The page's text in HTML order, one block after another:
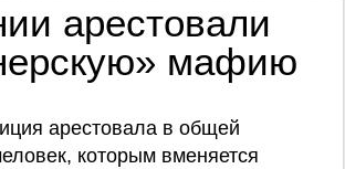
арестовали
мафию
арестовала в общей
которым вменяется